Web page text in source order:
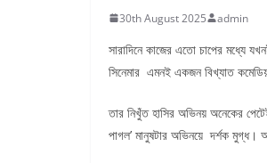
30th August 2025 admin
সারাদিনে কাজের এতো চাপের মধ্যে
সিনেমার এমনই একজন বিখ্যাত
তার নিখুঁত হাসির অভিনয় অনেকের
পাগল’ মানুষটার অভিনয়ে দর্শক মুগ্ধ।